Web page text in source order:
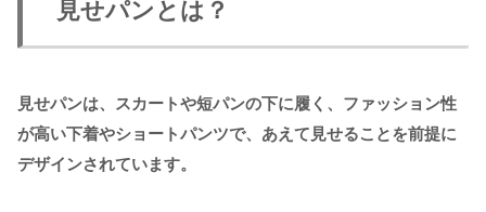
見せパンとは？
見せパンは、スカートや短パンの下に履く、ファッション性
が高い下着やショートパンツで、あえて見せることを前提に
デザインされています。